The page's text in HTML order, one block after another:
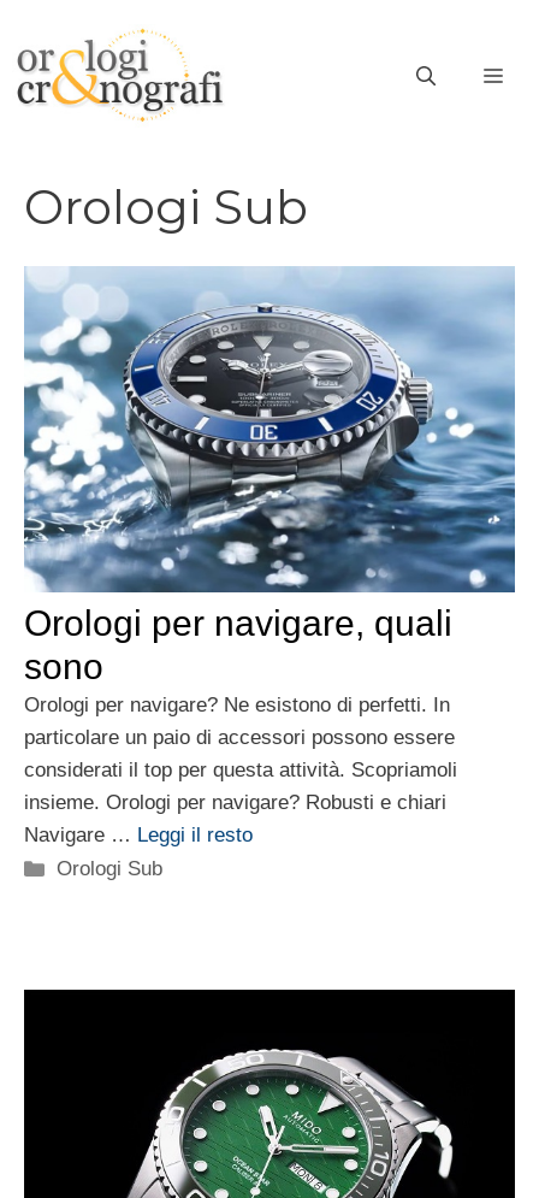
contenuto
Orologi Sub
Orologi per navigare, quali
sono
Orologi per navigare? Ne esistono di perfetti. In
particolare un paio di accessori possono essere
considerati il top per questa attività. Scopriamoli
insieme. Orologi per navigare? Robusti e chiari
Navigare … Leggi il resto
Categorie
Orologi Sub